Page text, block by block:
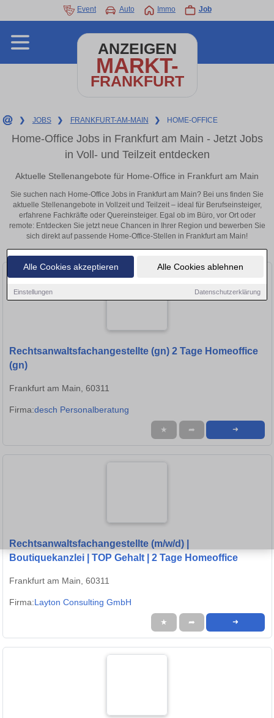
Alle Cookies akzeptieren Alle Cookies ablehnen
Einstellungen Datenschutzerklärung
Event Auto Immo Job
ANZEIGEN
MARKT-
FRANKFURT
❯ JOBS ❯ FRANKFURT-AM-MAIN ❯ HOME-OFFICE
Home-Office Jobs in Frankfurt am Main - Jetzt Jobs
in Voll- und Teilzeit entdecken
Aktuelle Stellenangebote für Home-Office in Frankfurt am Main
Sie suchen nach Home-Office Jobs in Frankfurt am Main? Bei uns finden Sie
aktuelle Stellenangebote in Vollzeit und Teilzeit – ideal für Berufseinsteiger,
erfahrene Fachkräfte oder Quereinsteiger. Egal ob im Büro, vor Ort oder
remote: Entdecken Sie jetzt neue Chancen in Ihrer Region und bewerben Sie
sich direkt auf passende Home-Office-Stellen in Frankfurt am Main!
Rechtsanwaltsfachangestellte (gn) 2 Tage Homeoffice
(gn)
Frankfurt am Main, 60311
Firma:desch Personalberatung
★ ➦ ➜
Rechtsanwaltsfachangestellte (m/w/d) |
Boutiquekanzlei | TOP Gehalt | 2 Tage Homeoffice
Frankfurt am Main, 60311
Firma:Layton Consulting GmbH
★ ➦ ➜